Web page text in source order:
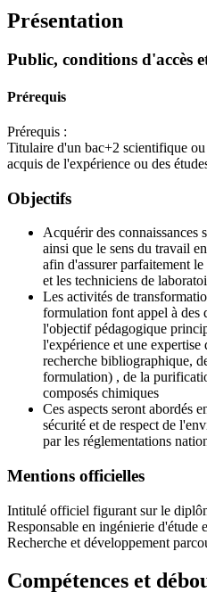
Présentation
Public, conditions d'accès
Prérequis
Prérequis :
Titulaire d'un bac+2 scientifique
acquis de l'expérience ou des
Objectifs
Acquérir des connaissances
ainsi que le sens du travail
afin d'assurer parfaitement
et les techniciens de
Les activités de
formulation font appel à des
l'objectif pédagogique
l'expérience et une expertise
recherche bibliographique,
formulation) , de la
composés chimiques
Ces aspects seront abordés
sécurité et de respect de
par les réglementations
Mentions officielles
Intitulé officiel figurant sur le
Responsable en ingénierie d'étude
Recherche et développement
Compétences et